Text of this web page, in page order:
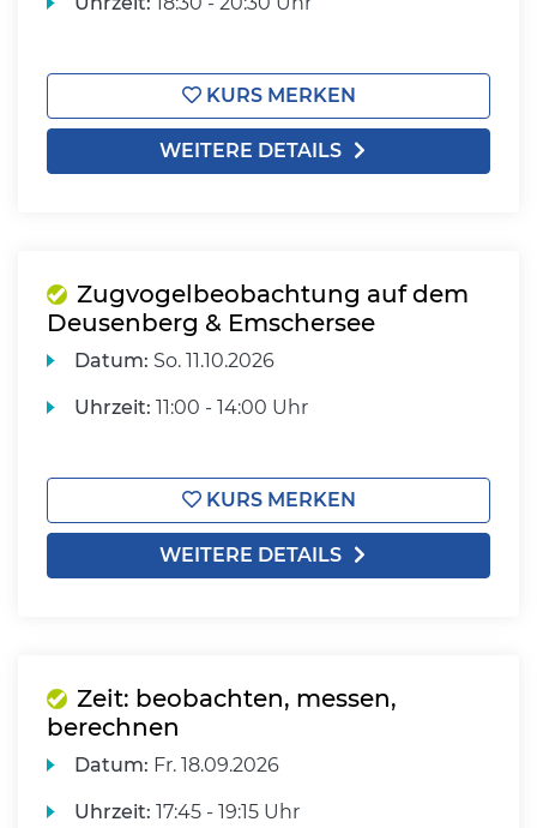
KURS MERKEN
WEITERE DETAILS
Zugvogelbeobachtung auf dem
Deusenberg & Emschersee
Datum: So. 11.10.2026
Uhrzeit: 11:00 - 14:00 Uhr
KURS MERKEN
WEITERE DETAILS
Zeit: beobachten, messen,
berechnen
Datum: Fr. 18.09.2026
Uhrzeit: 17:45 - 19:15 Uhr